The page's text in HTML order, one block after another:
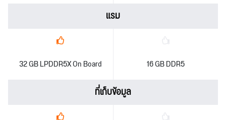
แรม
32 GB LPDDR5X On Board 16 GB DDR5
ที่เก็บข้อมูล